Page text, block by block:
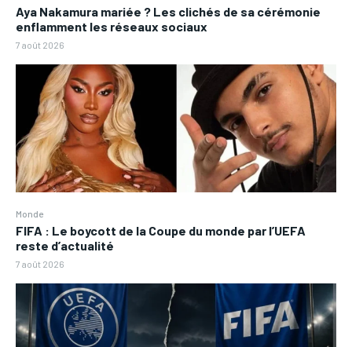
Aya Nakamura mariée ? Les clichés de sa cérémonie
enflamment les réseaux sociaux
7 août 2026
Monde
FIFA : Le boycott de la Coupe du monde par l’UEFA
reste d’actualité
7 août 2026